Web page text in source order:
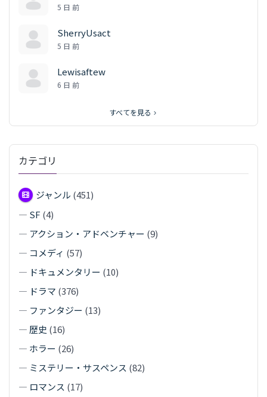
5 日 前
SherryUsact
5 日 前
Lewisaftew
6 日 前
すべてを見る
カテゴリ
ジャンル (451)
— SF (4)
— アクション・アドベンチャー (9)
— コメディ (57)
— ドキュメンタリー (10)
— ドラマ (376)
— ファンタジー (13)
— 歴史 (16)
— ホラー (26)
— ミステリー・サスペンス (82)
— ロマンス (17)